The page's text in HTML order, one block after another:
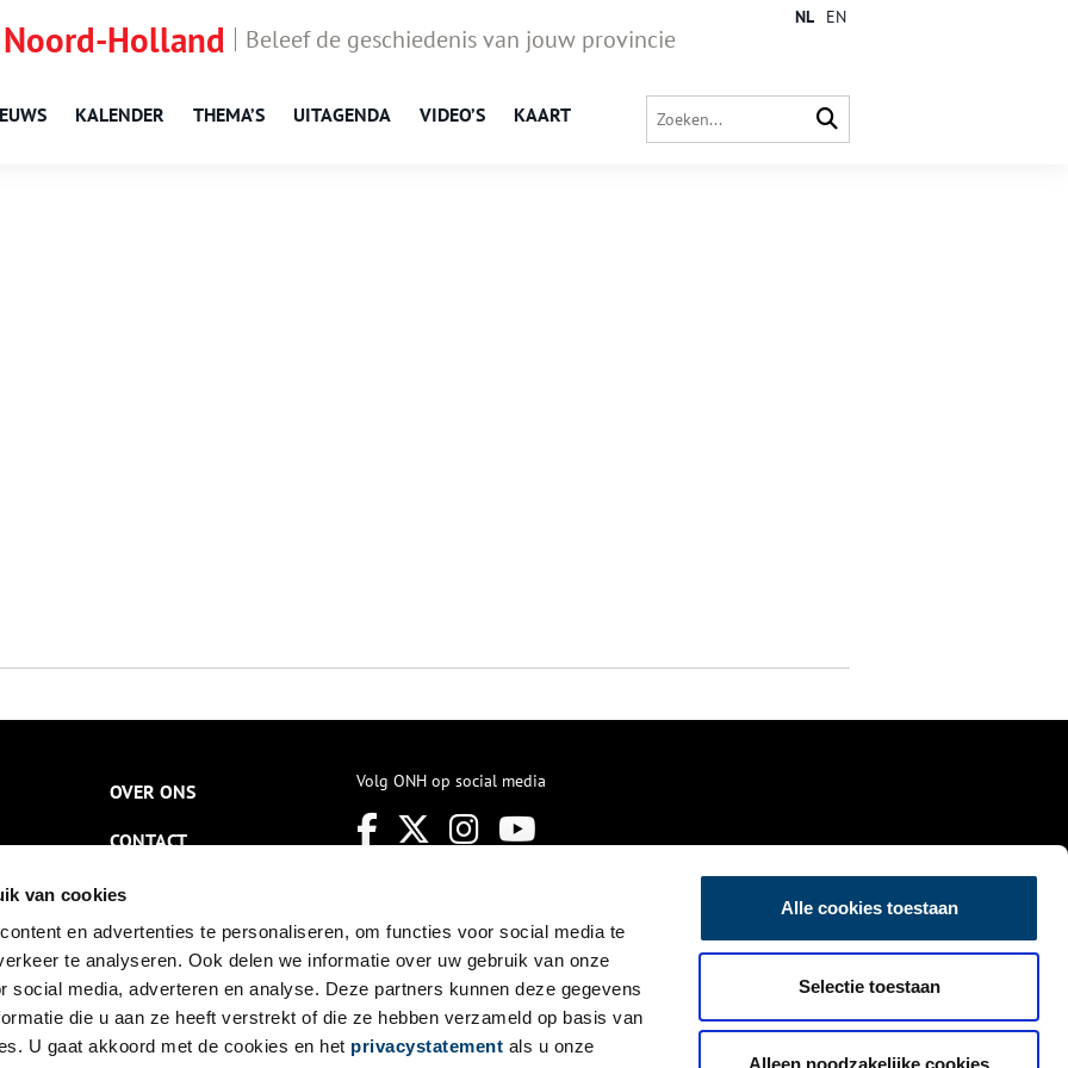
van cookies
en advertenties te personaliseren, om functies voor social media te
te analyseren. Ook delen we informatie over uw gebruik van onze
social media, adverteren en analyse. Deze partners kunnen deze gegevens
die u aan ze heeft verstrekt of die ze hebben verzameld op basis van
U gaat akkoord met de cookies en het privacystatement als u onze
Alle cookies toestaan
Selectie toestaan
Alleen noodzakelijke cookies
Holland Beleef de geschiedenis van jouw provincie
KALENDER THEMA’S UITAGENDA VIDEO’S KAART
NL EN
OVER ONS
CONTACT
NIEUWSBRIEF
DISCLAIMER
PRIVACY
TOEGANKELIJKHEID
Volg ONH op social media